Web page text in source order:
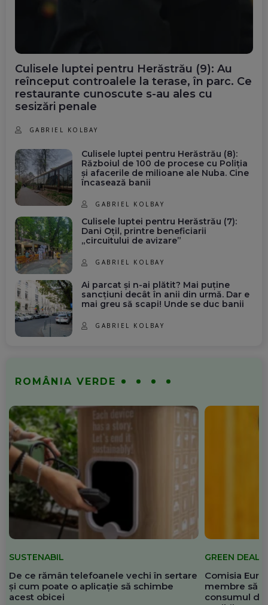
Culisele luptei pentru Herăstrău (9): Au
reînceput controalele la terase, în parc. Ce
restaurante cunoscute s-au ales cu
sesizări penale
GABRIEL KOLBAY
Culisele luptei pentru Herăstrău (8):
Războiul de 100 de procese cu Poliția
și afacerile de milioane ale Nuba. Cine
încasează banii
GABRIEL KOLBAY
Culisele luptei pentru Herăstrău (7):
Dani Oțil, printre beneficiarii
„circuitului de avizare”
GABRIEL KOLBAY
Ai parcat și n-ai plătit? Mai puține
sancțiuni decât în anii din urmă. Dar e
mai greu să scapi! Unde se duc banii
GABRIEL KOLBAY
ROMÂNIA VERDE
SUSTENABIL
De ce rămân telefoanele vechi în sertare
și cum poate o aplicație să schimbe
acest obicei
GREEN DEAL
Comisia
membre să
consumul de